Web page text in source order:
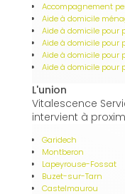
Accompagnement
Aide à domicile
Aide à domicile pour
Aide à domicile pour
Aide à domicile pour
Aide à domicile pour
L'union
Vitalescence
intervient à
Garidech
Montberon
Lapeyrouse-Fossat
Buzet-sur-Tarn
Castelmaurou